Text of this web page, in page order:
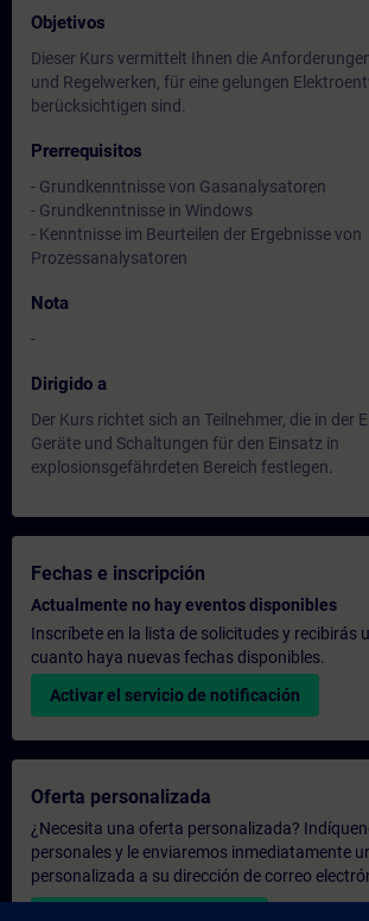
Objetivos
Dieser Kurs vermittelt Ihnen die
und Regelwerken, für eine gelungen
berücksichtigen sind.
Prerrequisitos
- Grundkenntnisse von Gasanalysatoren
- Grundkenntnisse in Windows
- Kenntnisse im Beurteilen der Ergebnisse von
Prozessanalysatoren
Nota
-
Dirigido a
Der Kurs richtet sich an Teilnehmer, die in der
Geräte und Schaltungen für den Einsatz in
explosionsgefährdeten Bereich festlegen.
Fechas e inscripción
Actualmente no hay eventos disponibles
Inscríbete en la lista de solicitudes y recibirás
cuanto haya nuevas fechas disponibles.
Activar el servicio de notificación
Oferta personalizada
¿Necesita una oferta personalizada?
personales y le enviaremos inmediatamente
personalizada a su dirección de correo